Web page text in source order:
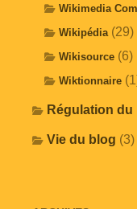
Wikimedia
Wikipédia (29)
Wikisource (6)
Wiktionnaire
Régulation
Vie du blog (3)